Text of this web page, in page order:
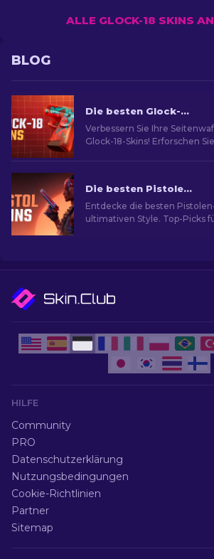
ALLE GLOCK-18 SKINS
BLOG
Die besten Glock-18-Skins in CS2: Vollständige Liste [2026]
Verbessern Sie Ihre
Glock-18-Skins! Erforschen
Die besten Pistolen-Skins in CS2 [2026]
Entdecke die besten
ultimativen Style. Top-Picks
HILFE
Community
PRO
Datenschutzerklärung
Nutzungsbedingungen
Cookie-Richtlinien
Partner
Sitemap